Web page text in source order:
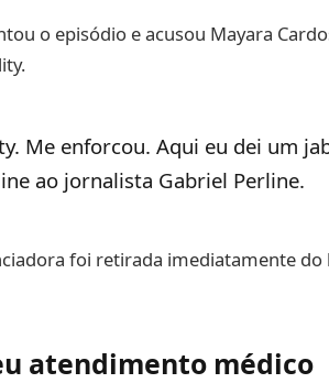
o episódio e acusou Mayara
Me enforcou. Aqui eu dei um
ao jornalista Gabriel Perline.
foi retirada imediatamente do
atendimento médico